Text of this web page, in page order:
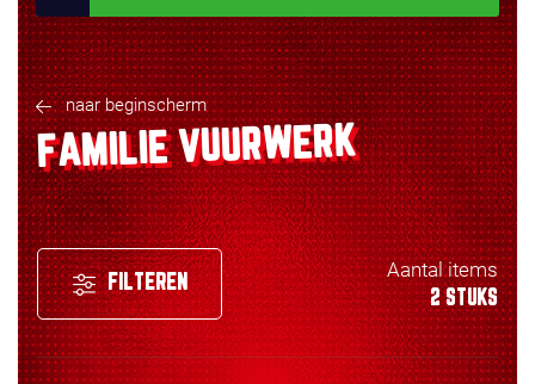
naar beginscherm
FAMILIE VUURWERK
FILTEREN
Aantal items
2 STUKS